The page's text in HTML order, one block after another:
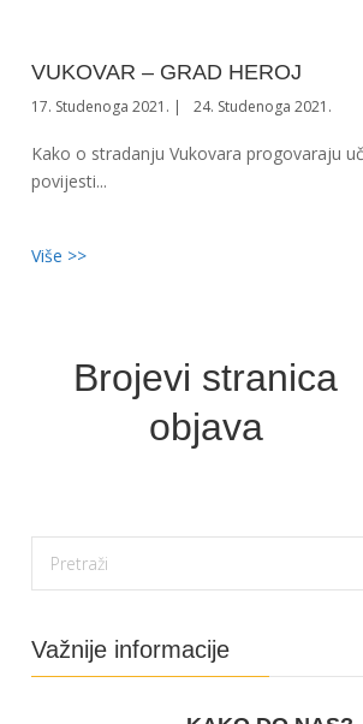
VUKOVAR – GRAD HEROJ
17. Studenoga 2021. 24. Studenoga 2021.
Kako o stradanju Vukovara progovaraju
povijesti...
Više >>
Brojevi stranica
objava
Važnije informacije